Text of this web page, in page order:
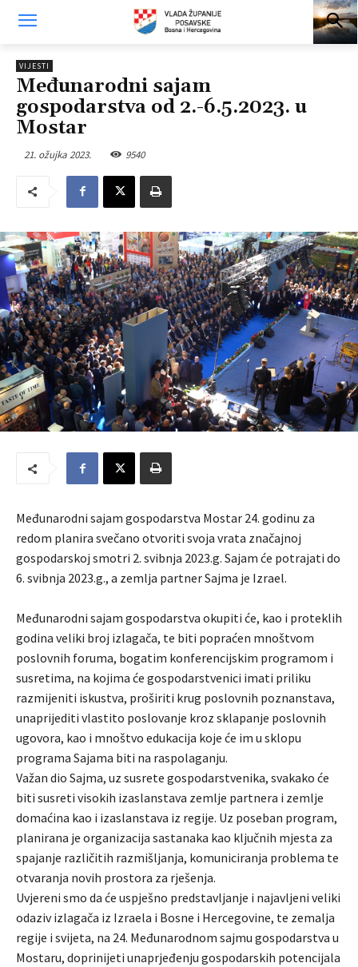
VIJESTI
Međunarodni sajam
gospodarstva od 2.-6.5.2023. u
Mostar
21. ožujka 2023. 9540
Međunarodni sajam gospodarstva Mostar 24. godinu za
redom planira svečano otvoriti svoja vrata značajnoj
gospodarskoj smotri 2. svibnja 2023.g. Sajam će potrajati do
6. svibnja 2023.g., a zemlja partner Sajma je Izrael.
Međunarodni sajam gospodarstva okupiti će, kao i proteklih
godina veliki broj izlagača, te biti popraćen mnoštvom
poslovnih foruma, bogatim konferencijskim programom i
susretima, na kojima će gospodarstvenici imati priliku
razmijeniti iskustva, proširiti krug poslovnih poznanstava,
unaprijediti vlastito poslovanje kroz sklapanje poslovnih
ugovora, kao i mnoštvo edukacija koje će im u sklopu
programa Sajama biti na raspolaganju.
Važan dio Sajma, uz susrete gospodarstvenika, svakako će
biti susreti visokih izaslanstava zemlje partnera i zemlje
domaćina kao i izaslanstava iz regije. Uz poseban program,
planirana je organizacija sastanaka kao ključnih mjesta za
spajanje različitih razmišljanja, komuniciranja problema te
otvaranja novih prostora za rješenja.
Uvjereni smo da će uspješno predstavljanje i najavljeni veliki
odaziv izlagača iz Izraela i Bosne i Hercegovine, te zemalja
regije i svijeta, na 24. Međunarodnom sajmu gospodarstva u
Mostaru, doprinijeti unaprjeđenju gospodarskih potencijala